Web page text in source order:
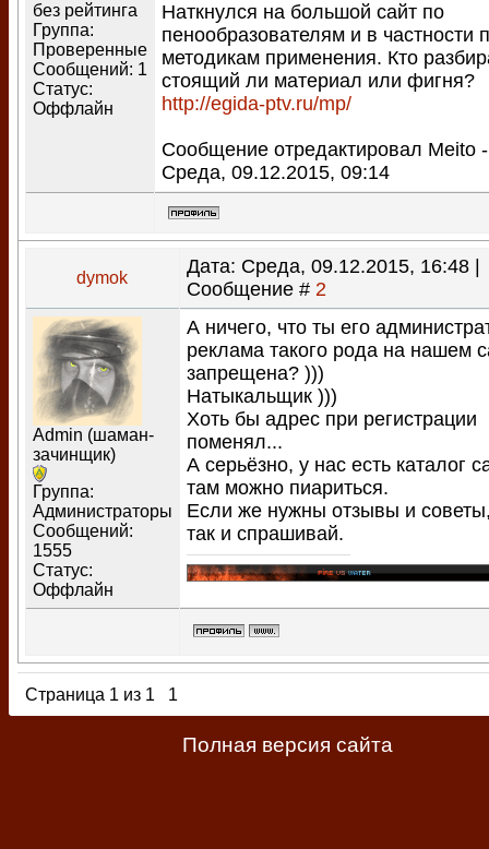
без рейтинга
Группа:
Проверенные
Сообщений: 1
Статус:
Оффлайн
Наткнулся на большой сайт по
пенообразователям и в частности
методикам применения. Кто
стоящий ли материал или фигня?
http://egida-ptv.ru/mp/
Сообщение отредактировал Meito -
Среда, 09.12.2015, 09:14
dymok
Дата: Среда, 09.12.2015, 16:48 |
Сообщение # 2
Admin (шаман-
зачинщик)
Группа:
Администраторы
Сообщений:
1555
Статус:
Оффлайн
А ничего, что ты его
реклама такого рода на нашем
запрещена? )))
Натыкальщик )))
Хоть бы адрес при регистрации
поменял...
А серьёзно, у нас есть каталог
там можно пиариться.
Если же нужны отзывы и
так и спрашивай.
Страница 1 из 1 1
Полная версия сайта